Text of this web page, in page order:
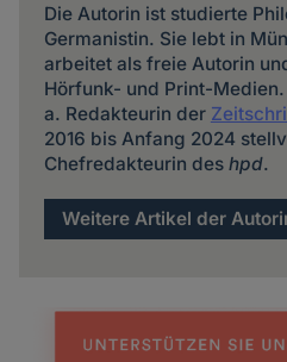
Die Autorin ist studierte
Germanistin. Sie lebt in
arbeitet als freie Autorin
Hörfunk- und Print-Medien.
a. Redakteurin der
2016 bis Anfang 2024
Chefredakteurin des hpd.
Weitere Artikel der